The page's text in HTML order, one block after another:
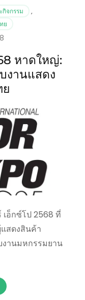
Hat
กิจกรรม
,
ย
หาดใหญ่:
งานแสดง
อ็กซ์โป 2568 ที่
สดงสินค้า
านมหกรรมยาน